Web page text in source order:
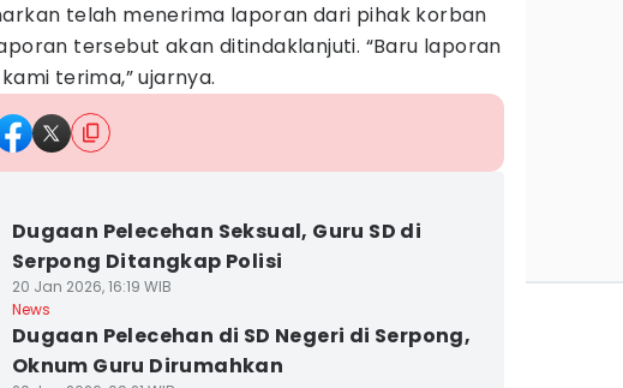
telah menerima laporan dari pihak korban
tersebut akan ditindaklanjuti. “Baru laporan
terima,” ujarnya.
Dugaan Pelecehan Seksual, Guru SD di
Serpong Ditangkap Polisi
20 Jan 2026, 16:19 WIB
News
Dugaan Pelecehan di SD Negeri di Serpong,
Oknum Guru Dirumahkan